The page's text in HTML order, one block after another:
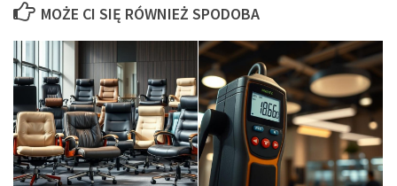
MOŻE CI SIĘ RÓWNIEŻ SPODOBA